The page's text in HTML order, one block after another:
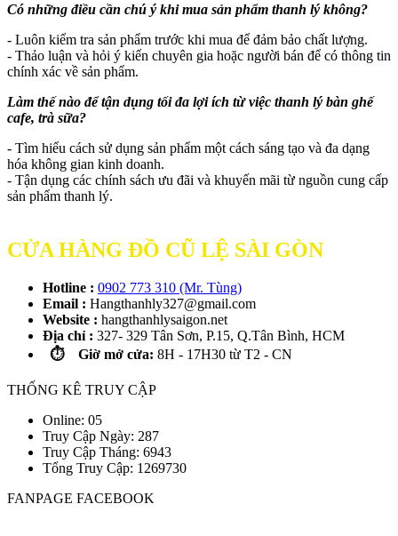
Có những điều cần chú ý khi mua sản phẩm thanh lý không?
- Luôn kiểm tra sản phẩm trước khi mua để đảm bảo chất lượng.
- Thảo luận và hỏi ý kiến chuyên gia hoặc người bán để có thông tin
chính xác về sản phẩm.
Làm thế nào để tận dụng tối đa lợi ích từ việc thanh lý bàn ghế
cafe, trà sữa?
- Tìm hiểu cách sử dụng sản phẩm một cách sáng tạo và đa dạng
hóa không gian kinh doanh.
- Tận dụng các chính sách ưu đãi và khuyến mãi từ nguồn cung cấp
sản phẩm thanh lý.
CỬA HÀNG ĐỒ CŨ LỆ SÀI GÒN
Hotline : 0902 773 310 (Mr. Tùng)
Email : Hangthanhly327@gmail.com
Website : hangthanhlysaigon.net
Địa chỉ : 327- 329 Tân Sơn, P.15, Q.Tân Bình, HCM
⏱️ Giờ mở cửa: 8H - 17H30 từ T2 - CN
THỐNG KÊ TRUY CẬP
Online: 05
Truy Cập Ngày: 287
Truy Cập Tháng: 6943
Tổng Truy Cập: 1 269730
FANPAGE FACEBOOK